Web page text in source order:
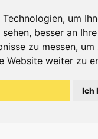
um
besser an
zu messen,
Website weiter zu
Ich
Alle Videos
Bastelideen
Arbeitsblätter